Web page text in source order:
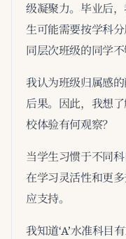
级凝聚力。毕业后
生可能需要按学科
同层次班级的同学不
我认为班级归属感
后果。因此，我想
校体验有何观察？
当学生习惯于不同
在学习灵活性和更
应支持。
我知道‘A’水准科目